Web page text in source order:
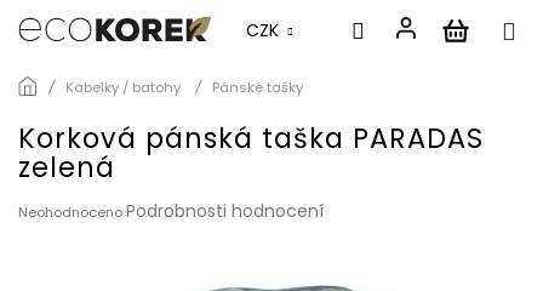
Přejít
obsah
CZK
Kabelky / batohy Pánské tašky
Korková pánská taška PARADAS
zelená
Průměrné
NeohodnocenoPodrobnosti hodnocení